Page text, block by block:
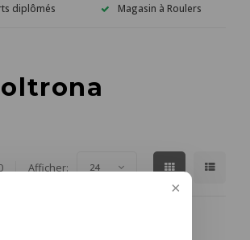
diplômés Magasin à Roulers
Afficher: 24